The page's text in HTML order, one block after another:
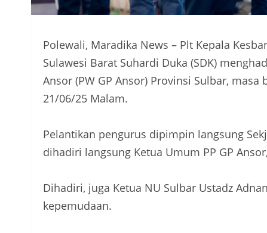
Polewali, Maradika News – Plt Kepala
Sulawesi Barat Suhardi Duka (SDK)
Ansor (PW GP Ansor) Provinsi Sulbar,
21/06/25 Malam.
Pelantikan pengurus dipimpin langsung
dihadiri langsung Ketua Umum PP GP
Dihadiri, juga Ketua NU Sulbar Ustadz
kepemudaan.